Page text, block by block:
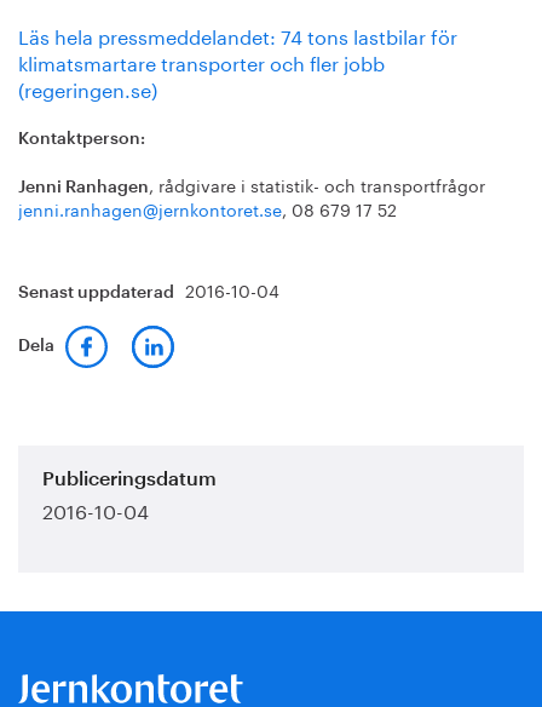
Läs hela pressmeddelandet: 74 tons lastbilar för
klimatsmartare transporter och fler jobb
(regeringen.se)
Kontaktperson:
Jenni Ranhagen, rådgivare i statistik- och transportfrågor
jenni.ranhagen@jernkontoret.se, 08 679 17 52
Senast uppdaterad 2016-10-04
Dela
Publiceringsdatum
2016-10-04